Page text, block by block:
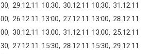
29.12.11 10:30, 30.12.11 10:30, 31.12.11
26.12.11 13:00, 27.12.11 13:00, 28.12.11
30.12.11 13:00, 31.12.11 13:00, 25.12.11
27.12.11 15:30, 28.12.11 15:30, 29.12.11